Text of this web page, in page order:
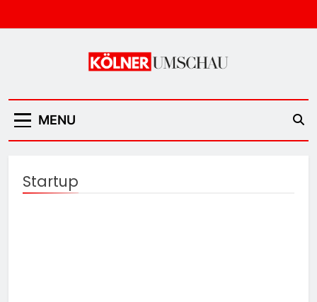
to
Kölner Umschau
MENU
Startup